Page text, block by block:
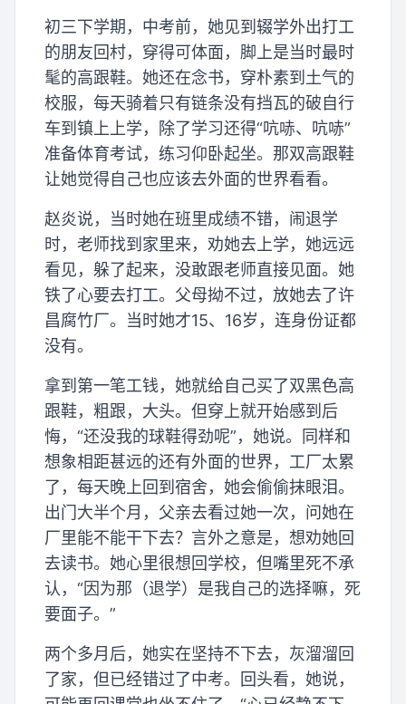
初三下学期，中考前，她见到辍学外出打工
的朋友回村，穿得可体面，脚上是当时最时
髦的高跟鞋。她还在念书，穿朴素到土气的
校服，每天骑着只有链条没有挡瓦的破自行
车到镇上上学，除了学习还得“吭哧、吭哧”
准备体育考试，练习仰卧起坐。那双高跟鞋
让她觉得自己也应该去外面的世界看看。
赵炎说，当时她在班里成绩不错，闹退学
时，老师找到家里来，劝她去上学，她远远
看见，躲了起来，没敢跟老师直接见面。她
铁了心要去打工。父母拗不过，放她去了许
昌腐竹厂。当时她才15、16岁，连身份证都
没有。
拿到第一笔工钱，她就给自己买了双黑色高
跟鞋，粗跟，大头。但穿上就开始感到后
悔，“还没我的球鞋得劲呢”，她说。同样和
想象相距甚远的还有外面的世界，工厂太累
了，每天晚上回到宿舍，她会偷偷抹眼泪。
出门大半个月，父亲去看过她一次，问她在
厂里能不能干下去？言外之意是，想劝她回
去读书。她心里很想回学校，但嘴里死不承
认，“因为那（退学）是我自己的选择嘛，死
要面子。”
两个多月后，她实在坚持不下去，灰溜溜回
了家，但已经错过了中考。回头看，她说，